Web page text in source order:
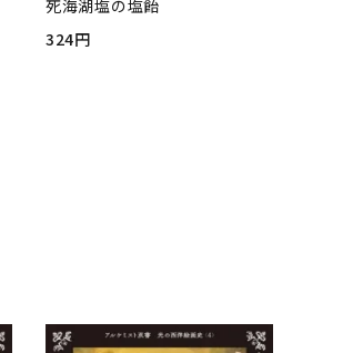
死海湖塩の塩飴
324円